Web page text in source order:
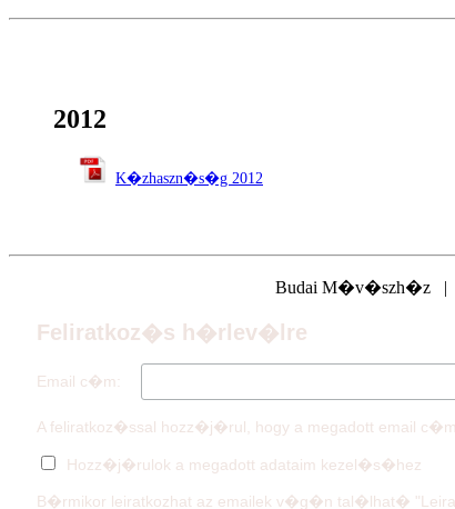
2012
K�zhaszn�s�g 2012
Budai M�v�szh�z |
Feliratkoz�s h�rlev�lre
Email c�m:
A feliratkoz�ssal hozz�j�rul, hogy a megadott email
Hozz�j�rulok a megadott adataim kezel�s�hez
B�rmikor leiratkozhat az emailek v�g�n tal�lhat�